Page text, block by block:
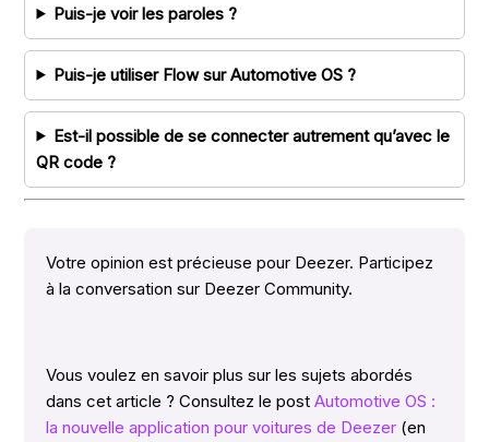
Puis-je voir les paroles ?
Puis-je utiliser Flow sur Automotive OS ?
Est-il possible de se connecter autrement qu’avec le
QR code ?
Votre opinion est précieuse pour Deezer. Participez
à la conversation sur Deezer Community.
Vous voulez en savoir plus sur les sujets abordés
dans cet article ? Consultez le postAutomotive OS :
la nouvelle application pour voitures de Deezer (en